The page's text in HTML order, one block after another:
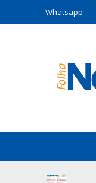
Whatsapp